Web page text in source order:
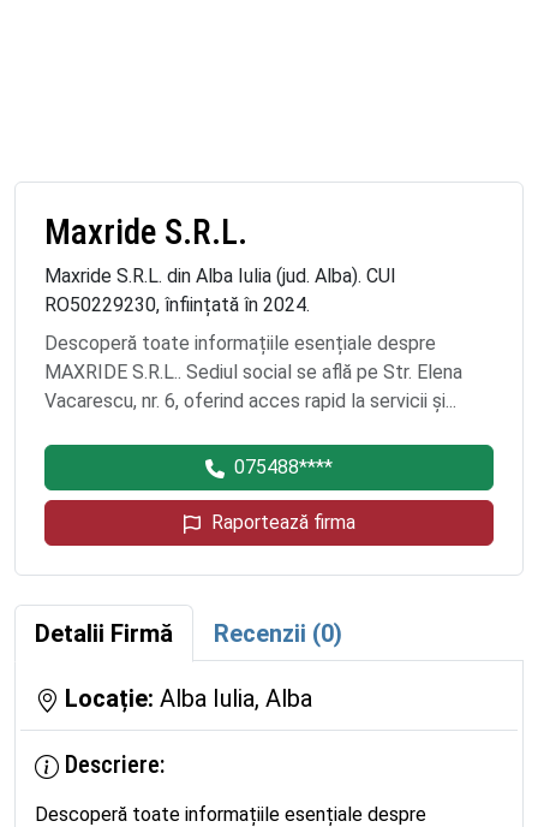
Maxride S.R.L.
Maxride S.R.L. din Alba Iulia (jud. Alba). CUI
RO50229230, înființată în 2024.
Descoperă toate informațiile esențiale despre
MAXRIDE S.R.L.. Sediul social se află pe Str. Elena
Vacarescu, nr. 6, oferind acces rapid la servicii și...
075488****
Raportează firma
Detalii Firmă Recenzii (0)
Locație: Alba Iulia, Alba
Descriere:
Descoperă toate informațiile esențiale despre